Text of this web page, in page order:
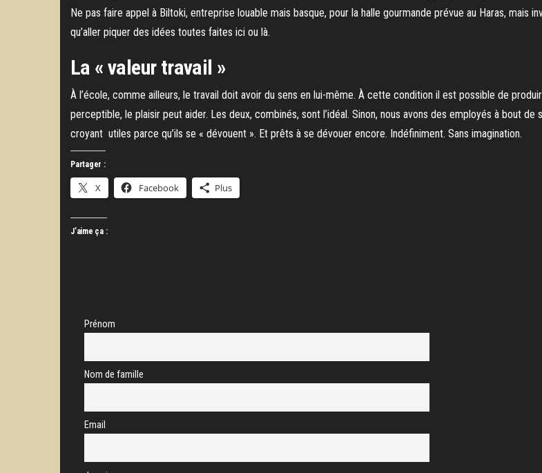
Ne pas faire appel à Biltoki, entreprise louable mais basque, pour la halle gourmande prévue au Haras, mais
qu’aller piquer des idées toutes faites ici ou là.
La « valeur travail »
À l’école, comme ailleurs, le travail doit avoir du sens en lui-même. À cette condition il est possible de
perceptible, le plaisir peut aider. Les deux, combinés, sont l’idéal. Sinon, nous avons des employés à bout
croyant utiles parce qu’ils se « dévouent ». Et prêts à se dévouer encore. Indéfiniment. Sans imagination.
Partager :
X Facebook Plus
J’aime ça :
Prénom
Nom de famille
Email